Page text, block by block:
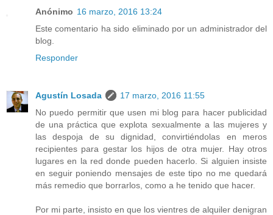
Anónimo 16 marzo, 2016 13:24
Este comentario ha sido eliminado por un administrador del
blog.
Responder
Agustín Losada
17 marzo, 2016 11:55
No puedo permitir que usen mi blog para hacer publicidad
de una práctica que explota sexualmente a las mujeres y
las despoja de su dignidad, convirtiéndolas en meros
recipientes para gestar los hijos de otra mujer. Hay otros
lugares en la red donde pueden hacerlo. Si alguien insiste
en seguir poniendo mensajes de este tipo no me quedará
más remedio que borrarlos, como a he tenido que hacer.
Por mi parte, insisto en que los vientres de alquiler denigran